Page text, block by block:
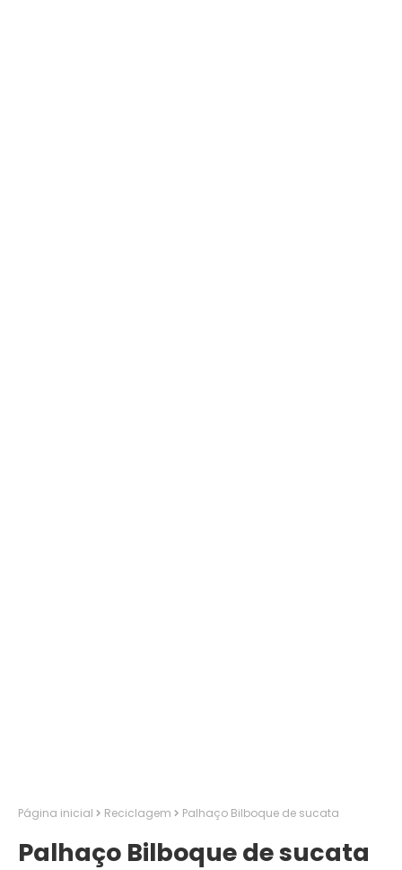
Página inicial Reciclagem Palhaço Bilboque de sucata
Palhaço Bilboque de sucata